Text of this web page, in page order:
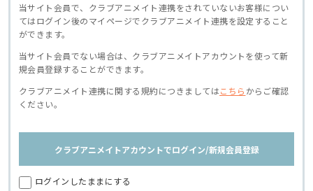
当サイト会員で、クラブアニメイト連携をされていないお客様につい
てはログイン後のマイページでクラブアニメイト連携を設定すること
ができます。
当サイト会員でない場合は、クラブアニメイトアカウントを使って新
規会員登録することができます。
クラブアニメイト連携に関する規約につきましてはこちら からご確認
ください。
クラブアニメイトアカウントでログイン/新規会員登録
ログインしたままにする